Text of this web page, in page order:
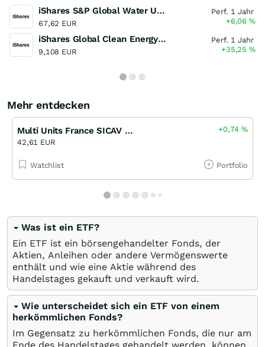
iShares S&P Global Water UCITS ETF
67,62 EUR
Perf. 1 Jahr
+6,06%
iShares Global Clean Energy UCITS ETF
9,108 EUR
Perf. 1 Jahr
+35,25%
Mehr entdecken
Multi Units France SICAV - Lyxor MSCI New Energy ESG Filtered ( DR ) UCITS ETF
42,61 EUR
+0,74%
Watchlist Portfolio
Was ist ein ETF?
Ein ETF ist ein börsengehandelter Fonds, der
Aktien, Anleihen oder andere Vermögenswerte
enthält und wie eine Aktie während des
Handelstages gekauft und verkauft wird.
Wie unterscheidet sich ein ETF von einem
herkömmlichen Fonds?
Im Gegensatz zu herkömmlichen Fonds, die nur am